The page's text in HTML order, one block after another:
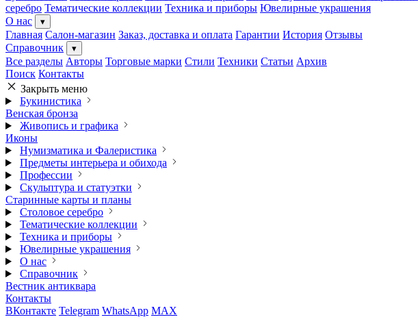
серебро Тематические коллекции Техника и приборы Ювелирные украшения
О нас
▾
Главная Салон-магазин Заказ, доставка и оплата Гарантии История Отзывы
Справочник
▾
Все разделы Авторы Торговые марки Стили Техники Статьи Архив
Поиск Контакты
Закрыть меню
Букинистика
Венская бронза
Живопись и графика
Иконы
Нумизматика и Фалеристика
Предметы интерьера и обихода
Профессии
Скульптура и статуэтки
Старинные карты и планы
Столовое серебро
Тематические коллекции
Техника и приборы
Ювелирные украшения
О нас
Справочник
Вестник антиквара
Контакты
ВКонтакте Telegram WhatsApp MAX